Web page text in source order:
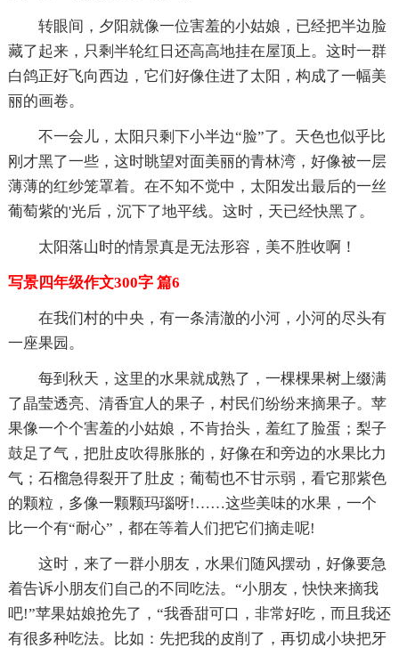
转眼间，夕阳就像一位害羞的小姑娘，已经把半边脸
藏了起来，只剩半轮红日还高高地挂在屋顶上。这时一群
白鸽正好飞向西边，它们好像住进了太阳，构成了一幅美
丽的画卷。
不一会儿，太阳只剩下小半边“脸”了。天色也似乎比
刚才黑了一些，这时眺望对面美丽的青林湾，好像被一层
薄薄的红纱笼罩着。在不知不觉中，太阳发出最后的一丝
葡萄紫的'光后，沉下了地平线。这时，天已经快黑了。
太阳落山时的情景真是无法形容，美不胜收啊！
写景四年级作文300字 篇6
在我们村的中央，有一条清澈的小河，小河的尽头有
一座果园。
每到秋天，这里的水果就成熟了，一棵棵果树上缀满
了晶莹透亮、清香宜人的果子，村民们纷纷来摘果子。苹
果像一个个害羞的小姑娘，不肯抬头，羞红了脸蛋；梨子
鼓足了气，把肚皮吹得胀胀的，好像在和旁边的水果比力
气；石榴急得裂开了肚皮；葡萄也不甘示弱，看它那紫色
的颗粒，多像一颗颗玛瑙呀!……这些美味的水果，一个
比一个有“耐心”，都在等着人们把它们摘走呢!
这时，来了一群小朋友，水果们随风摆动，好像要急
着告诉小朋友们自己的不同吃法。“小朋友，快快来摘我
吧!”苹果姑娘抢先了，“我香甜可口，非常好吃，而且我还
有很多种吃法。比如：先把我的皮削了，再切成小块把牙